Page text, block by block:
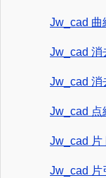
Jw_cad 曲
Jw_cad 消
Jw_cad 消
Jw_cad 点
Jw_cad 片
Jw_cad 片